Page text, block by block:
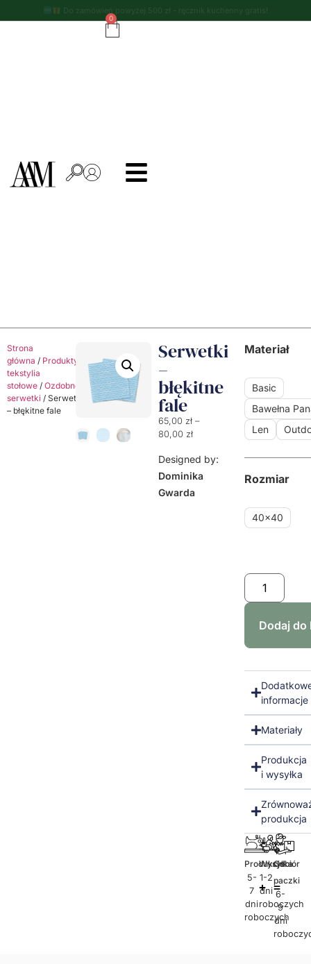
0
Strona
główna / Produkty
Dekoracyjne
tekstylia
stołowe / Ozdobne
serwetki / Serwetki
– błękitne fale
Serwetki
–
błękitne
fale
65,00 zł –
80,00 zł
Designed by:
Dominika
Gwarda
Materiał
Basic
Bawełna
Len
Rozmiar
40x40
Dodaj do
informacje
Materiały
Produkcja
i wysyłka
produkcja
Produkcja
5-
7
dni
roboczych
Wysyłka
1-2
dni
roboczych
Odbiór
paczki
6-
9
dni